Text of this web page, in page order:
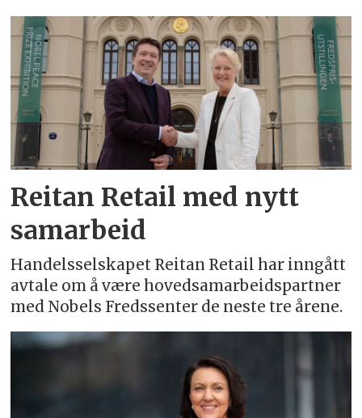
Emne:
ole
robert
reitan
Reitan Retail med nytt
samarbeid
Handelsselskapet Reitan Retail har inngått
avtale om å være hovedsamarbeidspartner
med Nobels Fredssenter de neste tre årene.